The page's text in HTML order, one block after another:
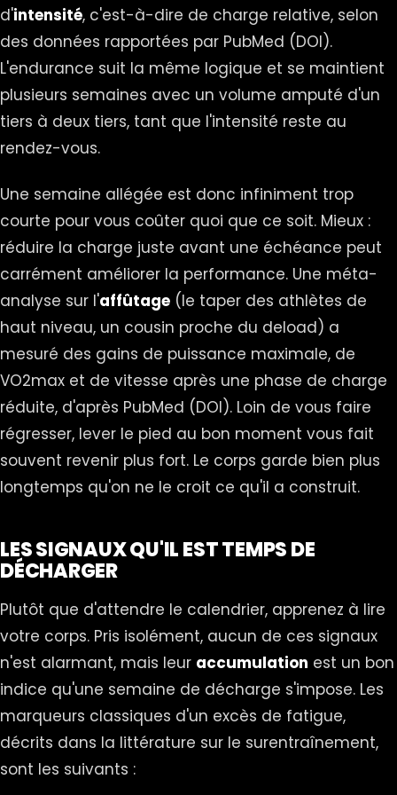
d'intensité, c'est-à-dire de charge relative, selon
des données rapportées par PubMed (DOI).
L'endurance suit la même logique et se maintient
plusieurs semaines avec un volume amputé d'un
tiers à deux tiers, tant que l'intensité reste au
rendez-vous.
Une semaine allégée est donc infiniment trop
courte pour vous coûter quoi que ce soit. Mieux :
réduire la charge juste avant une échéance peut
carrément améliorer la performance. Une méta-
analyse sur l'affûtage (le taper des athlètes de
haut niveau, un cousin proche du deload) a
mesuré des gains de puissance maximale, de
VO2max et de vitesse après une phase de charge
réduite, d'après PubMed (DOI). Loin de vous faire
régresser, lever le pied au bon moment vous fait
souvent revenir plus fort. Le corps garde bien plus
longtemps qu'on ne le croit ce qu'il a construit.
LES SIGNAUX QU'IL EST TEMPS DE
DÉCHARGER
Plutôt que d'attendre le calendrier, apprenez à lire
votre corps. Pris isolément, aucun de ces signaux
n'est alarmant, mais leur accumulation est un bon
indice qu'une semaine de décharge s'impose. Les
marqueurs classiques d'un excès de fatigue,
décrits dans la littérature sur le surentraînement,
sont les suivants :